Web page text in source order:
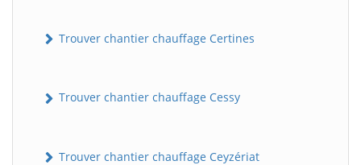
Trouver chantier chauffage Certines
Trouver chantier chauffage Cessy
Trouver chantier chauffage Ceyzériat